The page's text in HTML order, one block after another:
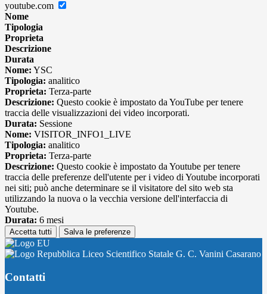
youtube.com
Nome
Tipologia
Proprieta
Descrizione
Durata
Nome: YSC
Tipologia: analitico
Proprieta: Terza-parte
Descrizione: Questo cookie è impostato da YouTube per tenere
traccia delle visualizzazioni dei video incorporati.
Durata: Sessione
Nome: VISITOR_INFO1_LIVE
Tipologia: analitico
Proprieta: Terza-parte
Descrizione: Questo cookie è impostato da Youtube per tenere
traccia delle preferenze dell'utente per i video di Youtube incorporati
nei siti; può anche determinare se il visitatore del sito web sta
utilizzando la nuova o la vecchia versione dell'interfaccia di
Youtube.
Durata: 6 mesi
Accetta tutti Salva le preferenze
Liceo Scientifico Statale G. C. Vanini Casarano
Contatti